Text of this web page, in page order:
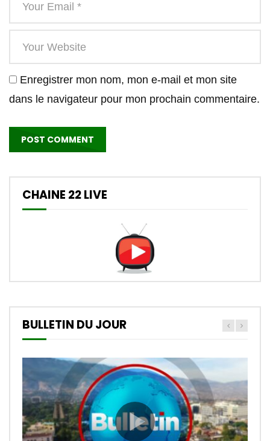
Enregistrer mon nom, mon e-mail et mon site
dans le navigateur pour mon prochain commentaire.
CHAINE 22 LIVE
BULLETIN DU JOUR